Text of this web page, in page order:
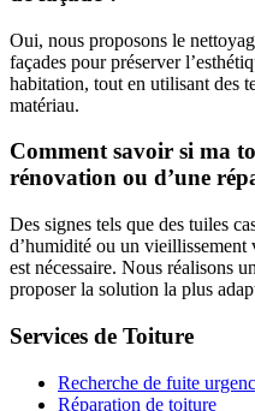
Oui, nous proposons le
façades pour préserver
habitation, tout en utilisant des
matériau.
Comment savoir si ma
rénovation ou d’une
Des signes tels que des tuiles
d’humidité ou un
est nécessaire. Nous réalisons
proposer la solution la plus
Services de Toiture
Recherche de fuite
Réparation de toiture